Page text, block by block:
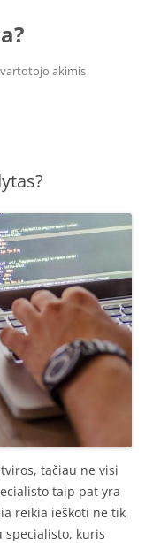
akimis
tačiau ne visi
taip pat yra
reikia ieškoti ne tik
specialisto, kuris